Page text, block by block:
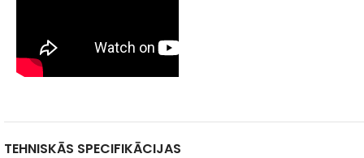
TEHNISKĀS SPECIFIKĀCIJAS